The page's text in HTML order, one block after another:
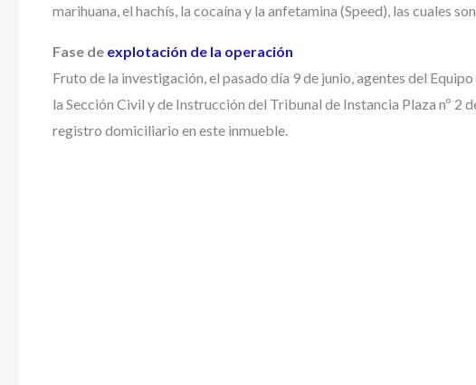
marihuana, el hachís, la cocaína y la anfetamina (Speed), las cuales
Fase de explotación de la operación
Fruto de la investigación, el pasado día 9 de junio, agentes del
la Sección Civil y de Instrucción del Tribunal de Instancia Plaza nº 2
registro domiciliario en este inmueble.